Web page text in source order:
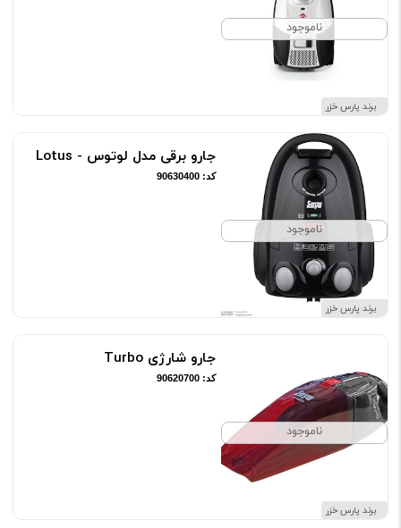
ناموجود
برند پارس خزر
ناموجود
برند پارس خزر
جارو برقی مدل لوتوس - Lotus
کد: 90630400
ناموجود
برند پارس خزر
جارو شارژی Turbo
کد: 90620700